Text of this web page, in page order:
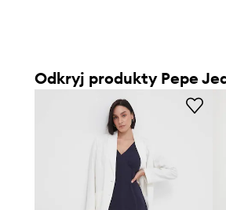
Odkryj produkty Pepe